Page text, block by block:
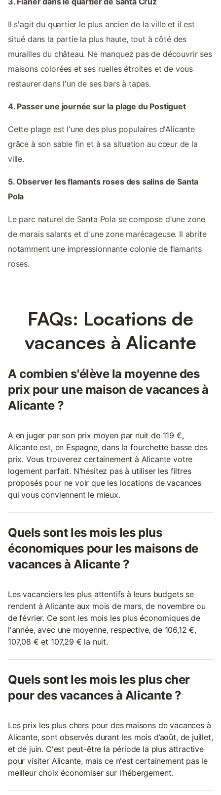
Il s'agit du quartier le plus ancien de la ville et il est
situé dans la partie la plus haute, tout à côté des
murailles du château. Ne manquez pas de découvrir ses
maisons colorées et ses ruelles étroites et de vous
restaurer dans l'un de ses bars à tapas.
4. Passer une journée sur la plage du Postiguet
Cette plage est l'une des plus populaires d'Alicante
grâce à son sable fin et à sa situation au cœur de la
ville.
5. Observer les flamants roses des salins de Santa
Pola
Le parc naturel de Santa Pola se compose d'une zone
de marais salants et d'une zone marécageuse. Il abrite
notamment une impressionnante colonie de flamants
roses.
FAQs: Locations de
vacances à Alicante
A combien s'élève la moyenne des
prix pour une maison de vacances à
Alicante ?
A en juger par son prix moyen par nuit de 119 €,
Alicante est, en Espagne, dans la fourchette basse des
prix. Vous trouverez certainement à Alicante votre
logement parfait. N'hésitez pas à utiliser les filtres
proposés pour ne voir que les locations de vacances
qui vous conviennent le mieux.
Quels sont les mois les plus
économiques pour les maisons de
vacances à Alicante ?
Les vacanciers les plus attentifs à leurs budgets se
rendent à Alicante aux mois de mars, de novembre ou
de février. Ce sont les mois les plus économiques de
l'année, avec une moyenne, respective, de 106,12 €,
107,08 € et 107,29 € la nuit.
Quels sont les mois les plus cher
pour des vacances à Alicante ?
Les prix les plus chers pour des maisons de vacances à
Alicante, sont observés durant les mois d’août, de juillet,
et de juin. C'est peut-être la période la plus attractive
pour visiter Alicante, mais ce n'est certainement pas le
meilleur choix économiser sur l'hébergement.